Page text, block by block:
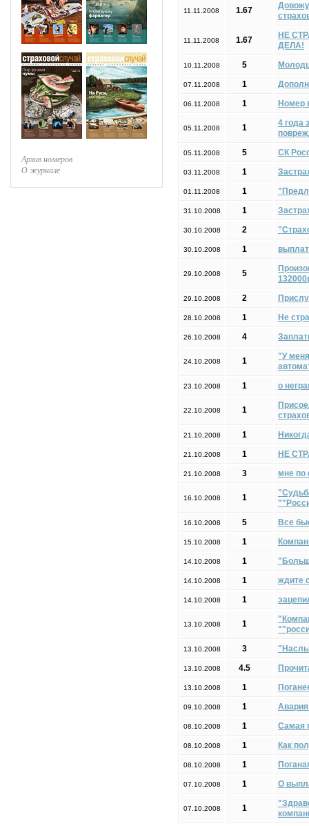
Архив номеров
О журнале
11.11.2008 1.67
11.11.2008 1.67
НЕ
ДЕЛА!
10.11.2008 5
07.11.2008 1
06.11.2008 1 Номер
05.11.2008 1
4 года
05.11.2008 5 СК
03.11.2008 1
01.11.2008 1
31.10.2008 1
30.10.2008 2
30.10.2008 1
29.10.2008 5
29.10.2008 2
28.10.2008 1 Не
26.10.2008 4
24.10.2008 1
"У
23.10.2008 1 о
22.10.2008 1
21.10.2008 1
21.10.2008 1 НЕ
21.10.2008 3 мне по
16.10.2008 1
16.10.2008 5 Все
15.10.2008 1
14.10.2008 1
14.10.2008 1 ждите
14.10.2008 1
13.10.2008 1
13.10.2008 3
13.10.2008 4.5
13.10.2008 1
09.10.2008 1
08.10.2008 1 Самая
08.10.2008 1 Как
08.10.2008 1
07.10.2008 1 О
07.10.2008 1